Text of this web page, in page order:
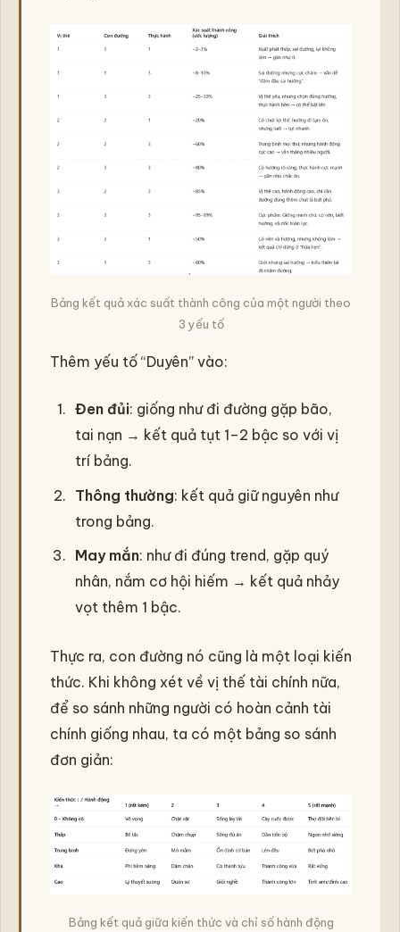
Bảng kết quả xác suất thành công của một người theo
3 yếu tố
Thêm yếu tố “Duyên” vào:
Đen đủi: giống như đi đường gặp bão,
tai nạn → kết quả tụt 1–2 bậc so với vị
trí bảng.
Thông thường: kết quả giữ nguyên như
trong bảng.
May mắn: như đi đúng trend, gặp quý
nhân, nắm cơ hội hiếm → kết quả nhảy
vọt thêm 1 bậc.
Thực ra, con đường nó cũng là một loại kiến
thức. Khi không xét về vị thế tài chính nữa,
để so sánh những người có hoàn cảnh tài
chính giống nhau, ta có một bảng so sánh
đơn giản:
Bảng kết quả giữa kiến thức và chỉ số hành động